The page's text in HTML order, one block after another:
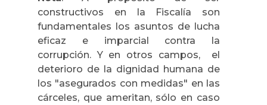
constructivos en la Fiscalía son
fundamentales los asuntos de lucha
eficaz e imparcial contra la
corrupción. Y en otros campos, el
deterioro de la dignidad humana de
los "asegurados con medidas" en las
cárceles, que ameritan, sólo en caso